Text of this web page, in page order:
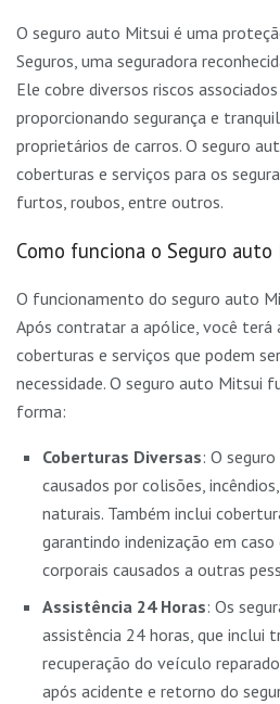
O seguro auto Mitsui é uma
Seguros, uma seguradora
Ele cobre diversos riscos
proporcionando segurança e
proprietários de carros. O seguro
coberturas e serviços para os
furtos, roubos, entre outros.
Como funciona o Seguro auto
O funcionamento do seguro auto
Após contratar a apólice, você terá
coberturas e serviços que podem
necessidade. O seguro auto Mitsui
forma:
Coberturas Diversas: O
causados por colisões,
naturais. Também inclui
garantindo indenização em
corporais causados a outras
Assistência 24 Horas: Os
assistência 24 horas, que inclui
recuperação do veículo
após acidente e retorno do